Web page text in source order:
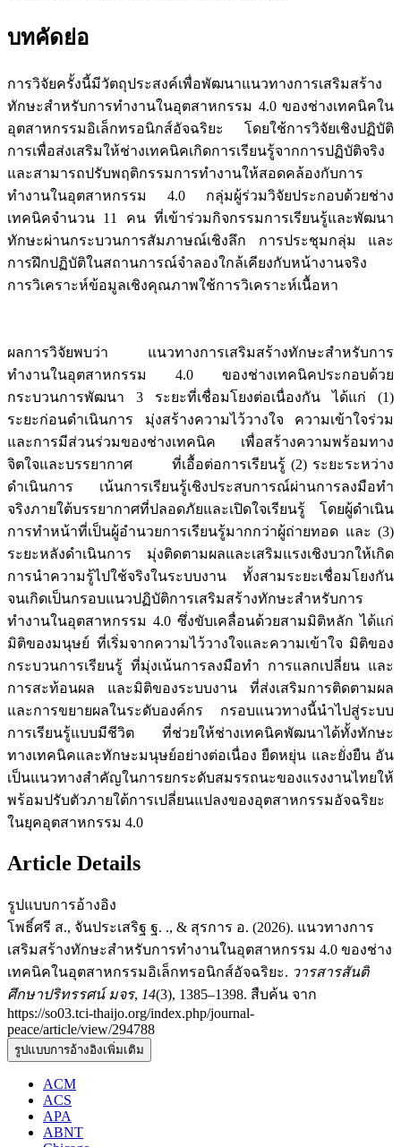
บทคัดย่อ
การวิจัยครั้งนี้มีวัตถุประสงค์เพื่อพัฒนาแนวทางการเสริมสร้าง
ทักษะสำหรับการทำงานในอุตสาหกรรม 4.0 ของช่างเทคนิคใน
อุตสาหกรรมอิเล็กทรอนิกส์อัจฉริยะ โดยใช้การวิจัยเชิงปฏิบัติ
การเพื่อส่งเสริมให้ช่างเทคนิคเกิดการเรียนรู้จากการปฏิบัติจริง
และสามารถปรับพฤติกรรมการทำงานให้สอดคล้องกับการ
ทำงานในอุตสาหกรรม 4.0 กลุ่มผู้ร่วมวิจัยประกอบด้วยช่าง
เทคนิคจำนวน 11 คน ที่เข้าร่วมกิจกรรมการเรียนรู้และพัฒนา
ทักษะผ่านกระบวนการสัมภาษณ์เชิงลึก การประชุมกลุ่ม และ
การฝึกปฏิบัติในสถานการณ์จำลองใกล้เคียงกับหน้างานจริง
การวิเคราะห์ข้อมูลเชิงคุณภาพใช้การวิเคราะห์เนื้อหา
ผลการวิจัยพบว่า แนวทางการเสริมสร้างทักษะสำหรับการ
ทำงานในอุตสาหกรรม 4.0 ของช่างเทคนิคประกอบด้วย
กระบวนการพัฒนา 3 ระยะที่เชื่อมโยงต่อเนื่องกัน ได้แก่ (1)
ระยะก่อนดำเนินการ มุ่งสร้างความไว้วางใจ ความเข้าใจร่วม
และการมีส่วนร่วมของช่างเทคนิค เพื่อสร้างความพร้อมทาง
จิตใจและบรรยากาศ ที่เอื้อต่อการเรียนรู้ (2) ระยะระหว่าง
ดำเนินการ เน้นการเรียนรู้เชิงประสบการณ์ผ่านการลงมือทำ
จริงภายใต้บรรยากาศที่ปลอดภัยและเปิดใจเรียนรู้ โดยผู้ดำเนิน
การทำหน้าที่เป็นผู้อำนวยการเรียนรู้มากกว่าผู้ถ่ายทอด และ (3)
ระยะหลังดำเนินการ มุ่งติดตามผลและเสริมแรงเชิงบวกให้เกิด
การนำความรู้ไปใช้จริงในระบบงาน ทั้งสามระยะเชื่อมโยงกัน
จนเกิดเป็นกรอบแนวปฏิบัติการเสริมสร้างทักษะสำหรับการ
ทำงานในอุตสาหกรรม 4.0 ซึ่งขับเคลื่อนด้วยสามมิติหลัก ได้แก่
มิติของมนุษย์ ที่เริ่มจากความไว้วางใจและความเข้าใจ มิติของ
กระบวนการเรียนรู้ ที่มุ่งเน้นการลงมือทำ การแลกเปลี่ยน และ
การสะท้อนผล และมิติของระบบงาน ที่ส่งเสริมการติดตามผล
และการขยายผลในระดับองค์กร กรอบแนวทางนี้นำไปสู่ระบบ
การเรียนรู้แบบมีชีวิต ที่ช่วยให้ช่างเทคนิคพัฒนาได้ทั้งทักษะ
ทางเทคนิคและทักษะมนุษย์อย่างต่อเนื่อง ยืดหยุ่น และยั่งยืน อัน
เป็นแนวทางสำคัญในการยกระดับสมรรถนะของแรงงานไทยให้
พร้อมปรับตัวภายใต้การเปลี่ยนแปลงของอุตสาหกรรมอัจฉริยะ
ในยุคอุตสาหกรรม 4.0
Article Details
รูปแบบการอ้างอิง
โพธิ์ศรี ส., จันประเสริฐ ฐ. ., & สุรการ อ. (2026). แนวทางการ
เสริมสร้างทักษะสำหรับการทำงานในอุตสาหกรรม 4.0 ของช่าง
เทคนิคในอุตสาหกรรมอิเล็กทรอนิกส์อัจฉริยะ. วารสารสันติ
ศึกษาปริทรรศน์ มจร, 14(3), 1385–1398. สืบค้น จาก
https://so03.tci-thaijo.org/index.php/journal-
peace/article/view/294788
รูปแบบการอ้างอิงเพิ่มเติม
ACM
ACS
APA
ABNT